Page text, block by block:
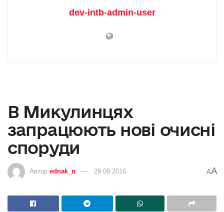
dev-intb-admin-user
В Микулинцях
запрацюють нові очисні
споруди
Автор ednak_n 29.09.2016 AA